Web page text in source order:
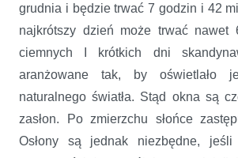
grudnia i będzie trwać 7 godzin i 42
najkrótszy dzień może trwać nawet
ciemnych I krótkich dni
aranżowane tak, by oświetlało
naturalnego światła. Stąd okna są
zasłon. Po zmierzchu słońce
Osłony są jednak niezbędne,